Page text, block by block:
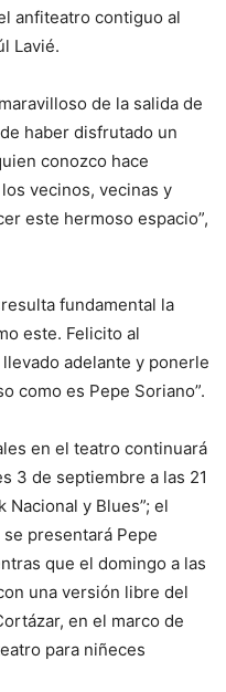
anfiteatro contiguo al
Lavié.
de la salida de
haber disfrutado un
conozco hace
vecinos, vecinas y
este hermoso espacio”,
fundamental la
este. Felicito al
adelante y ponerle
como es Pepe Soriano”.
en el teatro continuará
3 de septiembre a las 21
Nacional y Blues”; el
presentará Pepe
que el domingo a las
una versión libre del
en el marco de
para niñeces